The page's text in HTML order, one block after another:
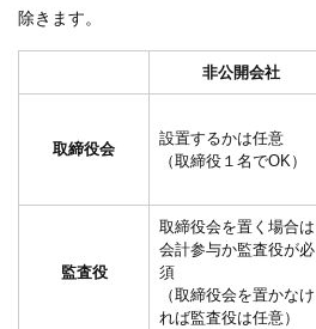
除きます。
非公開会社
取締役会
設置するかは任意
（取締役１名でOK）
監査役
取締役会を置く場合は
会計参与か監査役が必
須
（取締役会を置かなけ
れば監査役は任意）